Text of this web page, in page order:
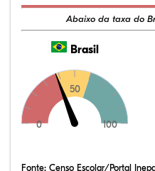
Abaixo da taxa do
Brasil
0
50
100
Fonte: Censo Escolar/Portal